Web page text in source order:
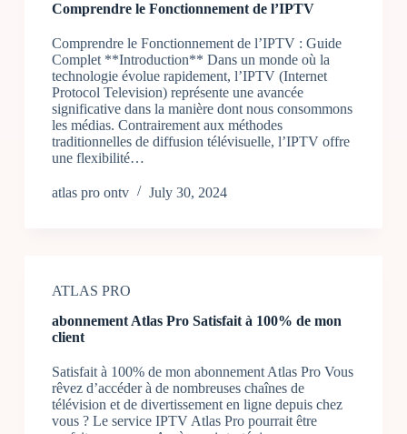
Comprendre le Fonctionnement de l’IPTV
Comprendre le Fonctionnement de l’IPTV : Guide
Complet **Introduction** Dans un monde où la
technologie évolue rapidement, l’IPTV (Internet
Protocol Television) représente une avancée
significative dans la manière dont nous consommons
les médias. Contrairement aux méthodes
traditionnelles de diffusion télévisuelle, l’IPTV offre
une flexibilité…
atlas pro ontv July 30, 2024
ATLAS PRO
abonnement Atlas Pro Satisfait à 100% de mon
client
Satisfait à 100% de mon abonnement Atlas Pro Vous
rêvez d’accéder à de nombreuses chaînes de
télévision et de divertissement en ligne depuis chez
vous ? Le service IPTV Atlas Pro pourrait être